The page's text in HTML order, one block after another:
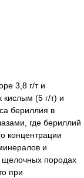
3,8 г/т и
кислым (5 г/т) и
бериллия в
где бериллий
концентрации
и
щелочных породах
при